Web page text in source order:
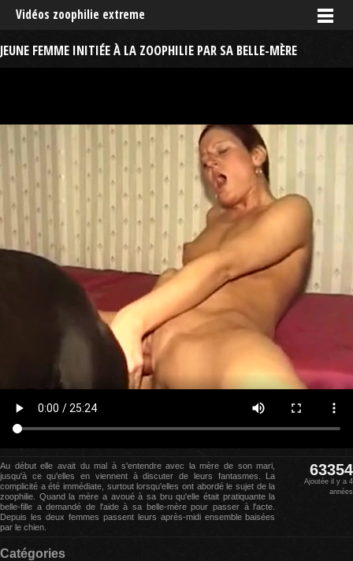
Vidéos zoophilie extreme
JEUNE FEMME INITIÉE À LA ZOOPHILIE PAR SA BELLE-MÈRE
Au début elle avait du mal à s'entendre avec la mère de son mari,
jusqu'à ce qu'elles en viennent à discuter de leurs fantasmes. La
complicité a été immédiate, surtout lorsqu'elles ont abordé le sujet de la
zoophilie. Quand la mère a avoué à sa bru qu'elle était pratiquante la
belle-fille a demandé de l'aide à sa belle-mère pour passer à l'acte.
Depuis les deux femmes passent leurs après-midi ensemble baisées
par le chien.
63354
Ajoutée il y a 4
années
Catégories